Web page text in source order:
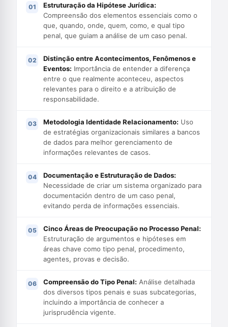
Estruturação da Hipótese Jurídica:
Compreensão dos elementos essenciais como o
que, quando, onde, quem, como, e qual tipo
penal, que guiam a análise de um caso penal.
Distinção entre Acontecimentos, Fenômenos e
Eventos: Importância de entender a diferença
entre o que realmente aconteceu, aspectos
relevantes para o direito e a atribuição de
responsabilidade.
Metodologia Identidade Relacionamento: Uso
de estratégias organizacionais similares a bancos
de dados para melhor gerenciamento de
informações relevantes de casos.
Documentação e Estruturação de Dados:
Necessidade de criar um sistema organizado para
documentación dentro de um caso penal,
evitando perda de informações essenciais.
Cinco Áreas de Preocupação no Processo Penal:
Estruturação de argumentos e hipóteses em
áreas chave como tipo penal, procedimento,
agentes, provas e decisão.
Compreensão do Tipo Penal: Análise detalhada
dos diversos tipos penais e suas subcategorias,
incluindo a importância de conhecer a
jurisprudência vigente.